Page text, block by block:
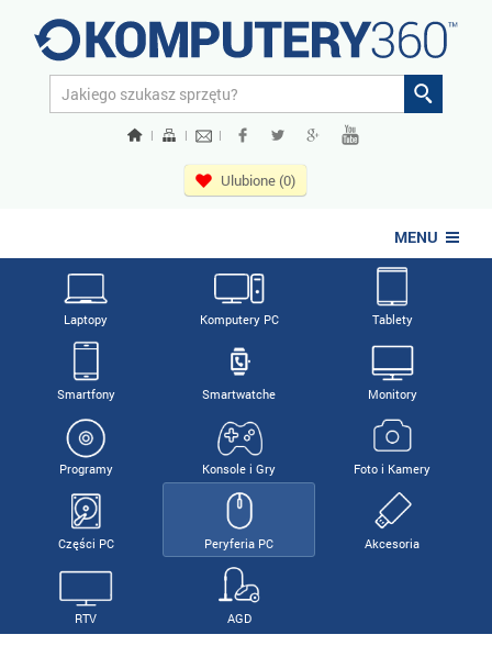
| | |
Ulubione (0)
MENU
Laptopy Komputery PC Tablety
Smartfony Smartwatche Monitory
Programy Konsole i Gry Foto i Kamery
Części PC Peryferia PC Akcesoria
RTV AGD